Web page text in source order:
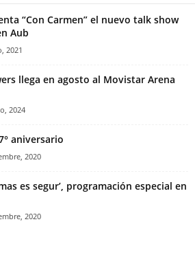
“Con Carmen” el nuevo talk show
Aub
2021
llega en agosto al Movistar Arena
2024
aniversario
2020
es segur’, programación especial en
2020